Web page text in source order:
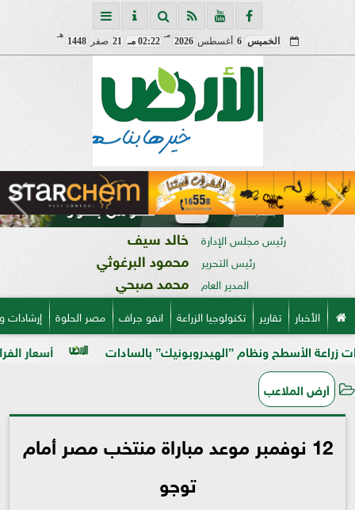
الخميس 6 أغسطس2026
مـ
02:22 مـ 21 صفر1448
هـ
رئيس مجلس الإدارة خالد سيف
رئيس التحرير محمود البرغوثي
المدير العام محمد صبحي
الأخبار تقارير تكنولوجيا الزراعة انفو جراف مصر الحلوة
أسعار الفراخ البيضاء في ونظام ”الهيدروبونيك” بالسادات
أرض الملاعب
12 نوفمبر موعد مباراة منتخب مصر أمام
توجو